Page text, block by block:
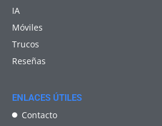
IA
Móviles
Trucos
Reseñas
ENLACES ÚTILES
Contacto